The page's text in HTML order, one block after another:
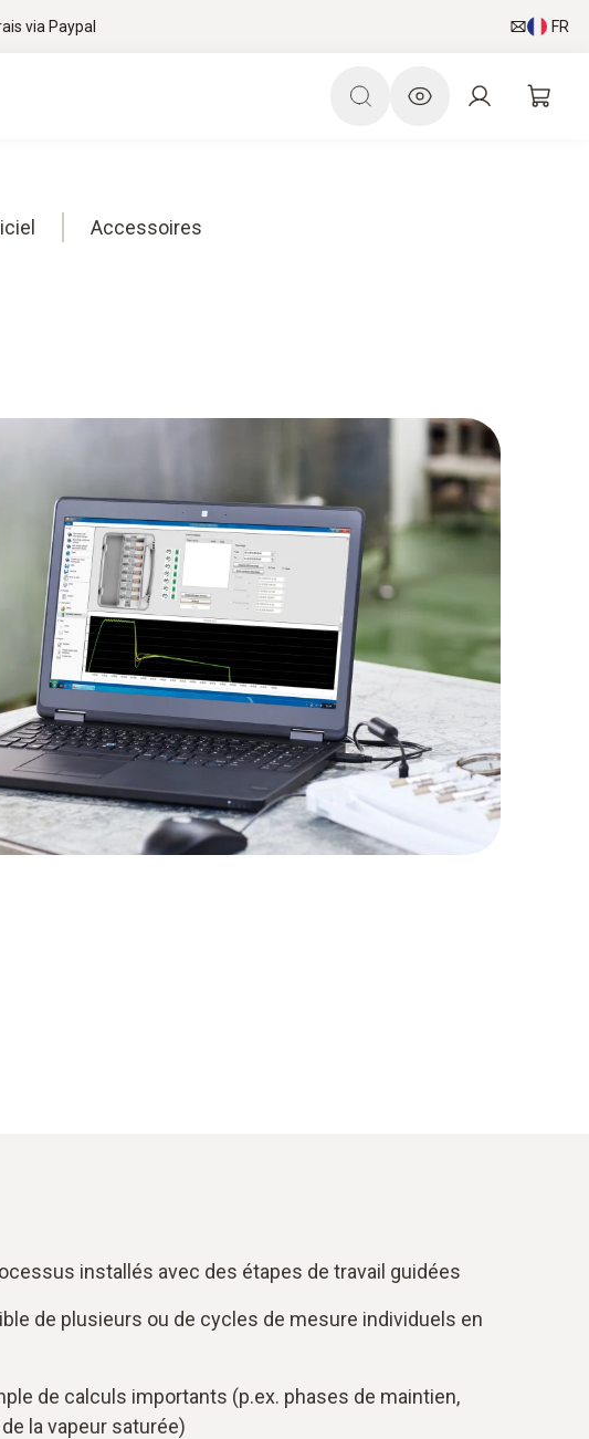
via Paypal FR
Accessoires
installés avec des étapes de travail guidées
de plusieurs ou de cycles de mesure individuels en
de calculs importants (p.ex. phases de maintien,
la vapeur saturée)